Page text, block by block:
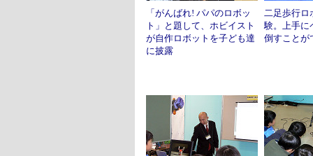
「がんばれ! パパのロボッ
ト」と題して、ホビイスト
が自作ロボットを子ども達
に披露
二足歩行ロ
験。上手に
倒すことが